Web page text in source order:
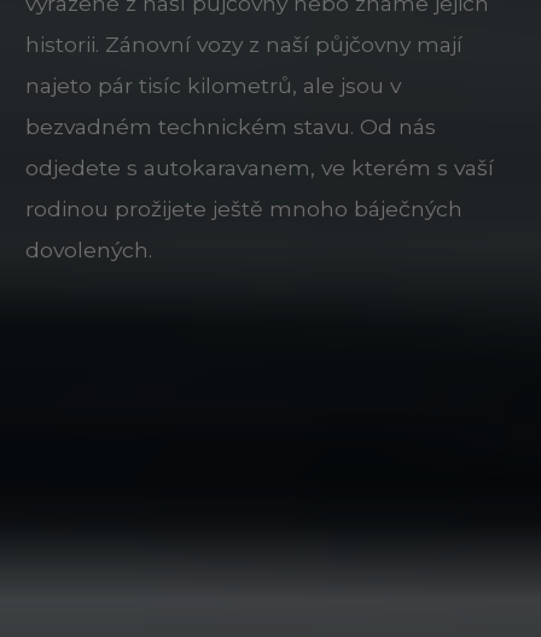
historii. Zánovní vozy z naší půjčovny mají
najeto pár tisíc kilometrů, ale jsou v
bezvadném technickém stavu. Od nás
odjedete s autokaravanem, ve kterém s vaší
rodinou prožijete ještě mnoho báječných
dovolených.